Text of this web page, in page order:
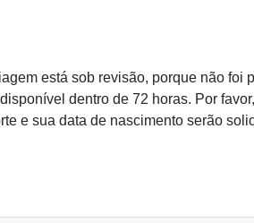
está sob revisão, porque não
dentro de 72 horas. Por
e sua data de nascimento serão